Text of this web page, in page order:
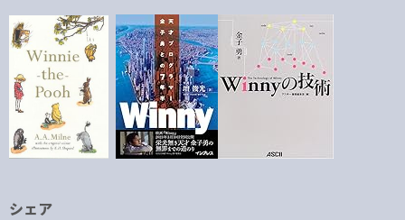
シェア